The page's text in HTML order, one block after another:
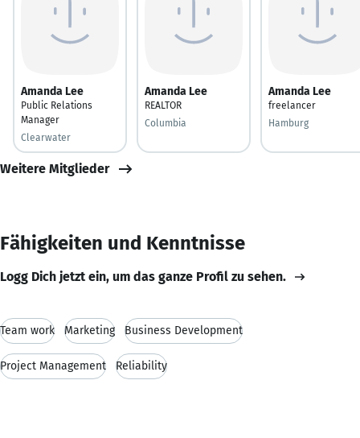
Amanda Lee
Public Relations
Manager
Clearwater
Amanda Lee
REALTOR
Columbia
Amanda Lee
freelancer
Hamburg
Weitere Mitglieder
Fähigkeiten und Kenntnisse
Logg Dich jetzt ein, um das ganze Profil zu sehen.
Team work Marketing Business Development
Project Management Reliability